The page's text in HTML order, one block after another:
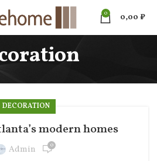
0 0,00 ₽
DECORATION
modern homes
Admin 0